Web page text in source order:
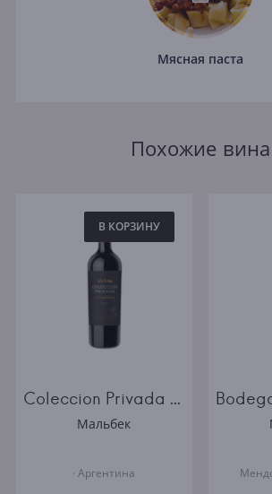
Мясная паста
Похожие вина
В КОРЗИНУ
Coleccion Privada Malbec
Мальбек
· Аргентина